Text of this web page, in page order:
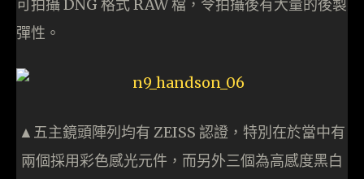
可拍攝 DNG 格式 RAW 檔，令拍攝後有大量的後製
彈性。
▲五主鏡頭陣列均有 ZEISS 認證，特別在於當中有
兩個採用彩色感光元件，而另外三個為高感度黑白